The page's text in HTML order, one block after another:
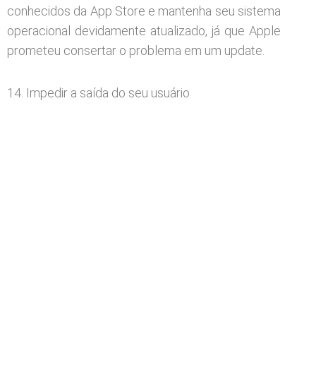
conhecidos da App Store e mantenha seu sistema
operacional devidamente atualizado, já que Apple
prometeu consertar o problema em um update.
14. Impedir a saída do seu usuário